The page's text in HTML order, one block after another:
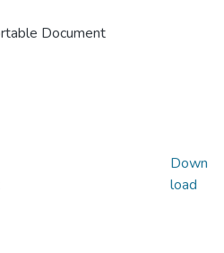
Document
Down
load